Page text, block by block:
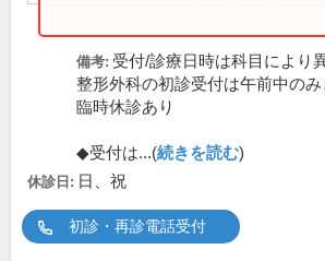
備考: 受付/診療日時は科目により
整形外科の初診受付は午前中の
臨時休診あり
◆受付は...(続きを読む)
休診日: 日、祝
初診・再診電話受付